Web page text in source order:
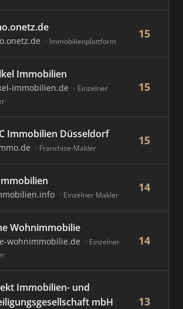
Immobilienplattform
15
Immobilien
immobilien.de
Einzelner
15
Immobilien Düsseldorf
Franchise-Makler
15
Einzelner Makler
14
Wohnimmobilie
wohnimmobilie.de
Einzelner
14
Immobilien- und
mbH
13